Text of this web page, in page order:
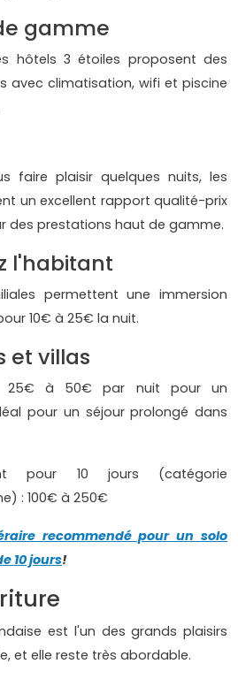
gamme
hôtels 3 étoiles proposent des
avec climatisation, wifi et piscine
faire plaisir quelques nuits, les
un excellent rapport qualité-prix
des prestations haut de gamme.
l'habitant
permettent une immersion
10€ à 25€ la nuit.
et villas
25€ à 50€ par nuit pour un
pour un séjour prolongé dans
pour 10 jours (catégorie
: 100€ à 250€
recommendé pour un solo
10 jours!
est l'un des grands plaisirs
et elle reste très abordable.